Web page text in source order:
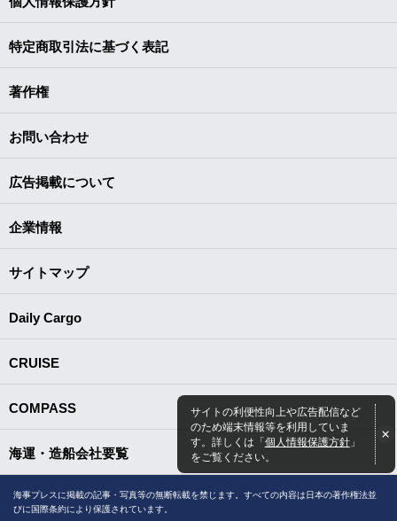
サイトの利便性向上や広告配信など
のため端末情報等を利用していま
す。詳しくは「個人情報保護方針」
をご覧ください。
特定商取引法に基づく表記
著作権
お問い合わせ
広告掲載について
企業情報
サイトマップ
Daily Cargo
CRUISE
COMPASS
海運・造船会社要覧
海事プレスに掲載の記事・写真等の無断転載を禁じます。すべての内容は日本の著作権法並
びに国際条約により保護されています。